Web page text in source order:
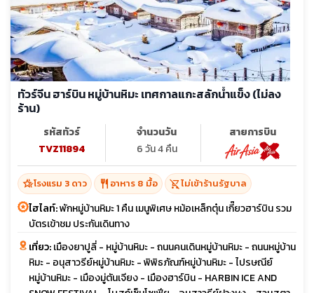
ทัวร์จีน ฮาร์บิน หมู่บ้านหิมะ เทศกาลแกะสลักน้ำแข็ง (ไม่ลง
ร้าน)
รหัสทัวร์
TVZ11894
จำนวนวัน
6 วัน 4 คืน
สายการบิน
hotel_classโรงแรม 3 ดาว restaurant อาหาร 8 มื้อ shopping_cart_offไม่เข้าร้านรัฐบาล
ไฮไลท์:พักหมู่บ้านหิมะ 1 คืน เมนูพิเศษ หม้อเหล็กตุ๋น เกี๊ยวฮาร์บิน รวม
บัตรเข้าชม ประกันเดินทาง
เที่ยว:เมืองยาปูลี่ - หมู่บ้านหิมะ - ถนนคนเดินหมู่บ้านหิมะ - ถนนหมู่บ้าน
หิมะ - อนุสาวรีย์หมู่บ้านหิมะ - พิพิธภัณฑ์หมู่บ้านหิมะ - ไปรษณีย์
หมู่บ้านหิมะ - เมืองมู่ตันเจียง - เมืองฮาร์บิน - HARBIN ICE AND